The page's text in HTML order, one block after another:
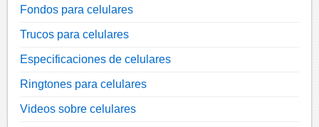
Fondos para celulares
Trucos para celulares
Especificaciones de celulares
Ringtones para celulares
Videos sobre celulares